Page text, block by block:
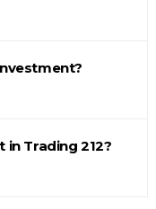
in Trading 212?